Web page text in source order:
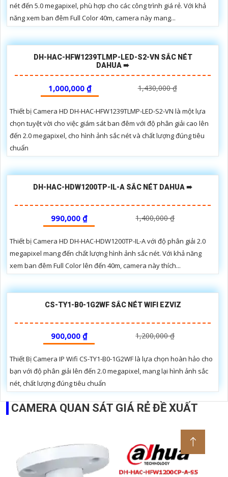
nét đến 5.0 megapixel, phù hợp cho các công trình giá rẻ. Với khả
năng xem ban đêm Full Color 40m, camera này mang...
DH-HAC-HFW1239TLMP-LED-S2-VN SẮC NÉT
DAHUA ➠
1,000,000 ₫ 1,430,000 ₫
Thiết bị Camera HD DH-HAC-HFW1239TLMP-LED-S2-VN là một lựa
chọn tuyệt vời cho việc giám sát ban đêm với độ phân giải cao lên
đến 2.0 megapixel, cho hình ảnh sắc nét và chất lượng đúng tiêu
chuẩn
DH-HAC-HDW1200TP-IL-A SẮC NÉT DAHUA ➠
990,000 ₫ 1,400,000 ₫
Thiết bị Camera HD DH-HAC-HDW1200TP-IL-A với độ phân giải 2.0
megapixel mang đến chất lượng hình ảnh sắc nét. Với khả năng
xem ban đêm Full Color lên đến 40m, camera này thích...
CS-TY1-B0-1G2WF SẮC NÉT WIFI EZVIZ
900,000 ₫ 1,200,000 ₫
Thiết Bị Camera IP Wifi CS-TY1-B0-1G2WF là lựa chọn hoàn hảo cho
bạn với độ phân giải lên đến 2.0 megapixel, mang lại hình ảnh sắc
nét, chất lượng đúng tiêu chuẩn
CAMERA QUAN SÁT GIÁ RẺ ĐỀ XUẤT